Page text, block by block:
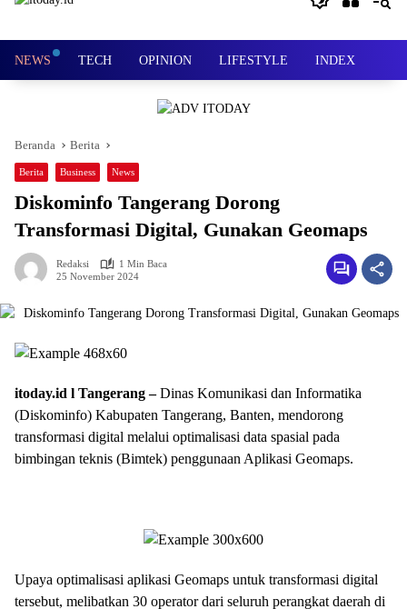
NEWS TECH OPINION LIFESTYLE INDEX
Beranda Berita
Berita Business News
Diskominfo Tangerang Dorong
Transformasi Digital, Gunakan Geomaps
Redaksi
1 Min Baca
25 November 2024
itoday.id l Tangerang –Dinas Komunikasi dan Informatika
(Diskominfo) Kabupaten Tangerang, Banten, mendorong
transformasi digital melalui optimalisasi data spasial pada
bimbingan teknis (Bimtek) penggunaan Aplikasi Geomaps.
Upaya optimalisasi aplikasi Geomaps untuk transformasi digital
tersebut, melibatkan 30 operator dari seluruh perangkat daerah di